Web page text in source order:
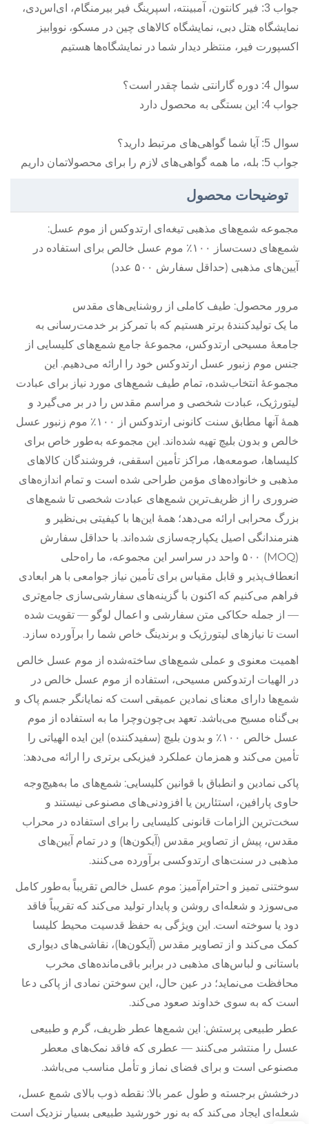
جواب 3: فیر کانتون، آمبینته، اسپرینگ فیر بیرمنگام، ای‌اس‌دی،
نمایشگاه هتل دبی، نمایشگاه کالاهای چین در مسکو، نووابیز
اکسپورت فیر، منتظر دیدار شما در نمایشگاه‌ها هستیم
سوال 4: دوره گارانتی شما چقدر است؟
جواب 4: این بستگی به محصول دارد
سوال 5: آیا شما گواهی‌های مرتبط دارید؟
جواب 5: بله، ما همه گواهی‌های لازم را برای محصولاتمان داریم
توضیحات محصول
مجموعه شمع‌های مذهبی تیغه‌ای ارتدوکس از موم عسل:
شمع‌های دست‌ساز ۱۰۰٪ موم عسل خالص برای استفاده در
آیین‌های مذهبی (حداقل سفارش ۵۰۰ عدد)
مرور محصول: طیف کاملی از روشنایی‌های مقدس
ما یک تولیدکنندهٔ برتر هستیم که با تمرکز بر خدمت‌رسانی به
جامعهٔ مسیحی ارتدوکس، مجموعهٔ جامع شمع‌های کلیسایی از
جنس موم زنبور عسل ارتدوکس خود را ارائه می‌دهیم. این
مجموعهٔ انتخاب‌شده، تمام طیف شمع‌های مورد نیاز برای عبادت
لیتورژیک، عبادت شخصی و مراسم مقدس را در بر می‌گیرد و
همهٔ آنها مطابق سنت کانونی ارتدوکس از ۱۰۰٪ موم زنبور عسل
خالص و بدون بلیچ تهیه شده‌اند. این مجموعه به‌طور خاص برای
کلیساها، صومعه‌ها، مراکز تأمین اسقفی، فروشندگان کالاهای
مذهبی و خانواده‌های مؤمن طراحی شده است و تمام اندازه‌های
ضروری را از ظریف‌ترین شمع‌های عبادت شخصی تا شمع‌های
بزرگ محرابی ارائه می‌دهد؛ همهٔ این‌ها با کیفیتی بی‌نظیر و
هنرمندانگی اصیل یکپارچه‌سازی شده‌اند. با حداقل سفارش
(MOQ) ۵۰۰ واحد در سراسر این مجموعه، ما راه‌حلی
انعطاف‌پذیر و قابل مقیاس برای تأمین نیاز جوامعی با هر ابعادی
فراهم می‌کنیم که اکنون با گزینه‌های سفارشی‌سازی جامع‌تری
— از جمله حکاکی متن سفارشی و اعمال لوگو — تقویت شده
است تا نیازهای لیتورژیک و برندینگ خاص شما را برآورده سازد.
اهمیت معنوی و عملی شمع‌های ساخته‌شده از موم عسل خالص
در الهیات ارتدوکس مسیحی، استفاده از موم عسل خالص در
شمع‌ها دارای معنای نمادین عمیقی است که نمایانگر جسم پاک و
بی‌گناه مسیح می‌باشد. تعهد بی‌چون‌وچرا ما به استفاده از موم
عسل خالص ۱۰۰٪ و بدون بلیچ (سفیدکننده) این ایده الهیاتی را
تأمین می‌کند و همزمان عملکرد فیزیکی برتری را ارائه می‌دهد:
پاکی نمادین و انطباق با قوانین کلیسایی: شمع‌های ما به‌هیچ‌وجه
حاوی پارافین، استئارین یا افزودنی‌های مصنوعی نیستند و
سخت‌ترین الزامات قانونی کلیسایی را برای استفاده در محراب
مقدس، پیش از تصاویر مقدس (آیکون‌ها) و در تمام آیین‌های
مذهبی در سنت‌های ارتدوکسی برآورده می‌کنند.
سوختنی تمیز و احترام‌آمیز: موم عسل خالص تقریباً به‌طور کامل
می‌سوزد و شعله‌ای روشن و پایدار تولید می‌کند که تقریباً فاقد
دود یا سوخته است. این ویژگی به حفظ قدسیت محیط کلیسا
کمک می‌کند و از تصاویر مقدس (آیکون‌ها)، نقاشی‌های دیواری
باستانی و لباس‌های مذهبی در برابر باقی‌مانده‌های مخرب
محافظت می‌نماید؛ در عین حال، این سوختن نمادی از پاکی دعا
است که به سوی خداوند صعود می‌کند.
عطر طبیعی پرستش: این شمع‌ها عطر ظریف، گرم و طبیعی
عسل را منتشر می‌کنند — عطری که فاقد نمک‌های معطر
مصنوعی است و برای فضای نماز و تأمل مناسب می‌باشد.
درخشش برجسته و طول عمر بالا: نقطه ذوب بالای شمع عسل،
شعله‌ای ایجاد می‌کند که به نور خورشید طبیعی بسیار نزدیک است